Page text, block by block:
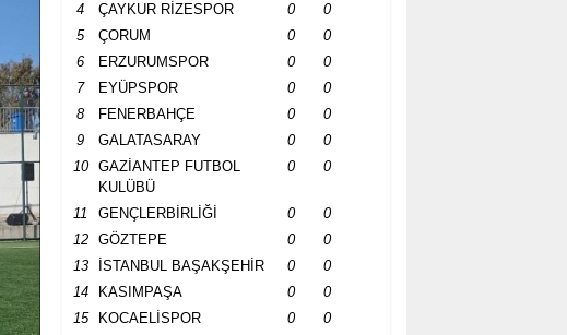
4 ÇAYKUR RİZESPOR 0
0
5
ÇORUM 0
0
6
ERZURUMSPOR 0
0
7
EYÜPSPOR 0
0
8
FENERBAHÇE 0
0
9
GALATASARAY 0
0
10
GAZİANTEP FUTBOL
KULÜBÜ
0 0
11 GENÇLERBİRLİĞİ 0
0
12
GÖZTEPE 0
0
13
İSTANBUL BAŞAKŞEHİR 0
0
14
KASIMPAŞA 0
0
15
KOCAELİSPOR 0
0